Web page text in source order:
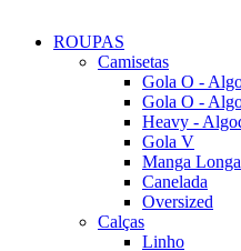
ROUPAS
Camisetas
Gola O -
Gola O -
Heavy -
Gola V
Manga Longa
Canelada
Oversized
Calças
Linho